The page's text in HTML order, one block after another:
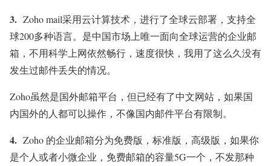
3. Zoho mail采用云计算技术，进行了全球云部署，支持全
球200多种语言。是中国市场上唯一面向全球运营的企业邮
箱，不用科学上网依然畅行，速度很快，我用了这么久没有
发生过邮件丢失的情况。
Zoho虽然是国外邮箱平台，但已经有了中文网站，如果国
内国外的人都可以操作，不像国内邮件平台有限制。
4. Zoho 的企业邮箱分为免费版，标准版，高级版，如果你
是个人或者小微企业，免费邮箱的容量5G一个，不发那种